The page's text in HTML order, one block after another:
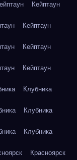
Кейптаун
Кейптаун
Кейптаун
Кейптаун
Клубника
Клубника
Клубника
Красноярск